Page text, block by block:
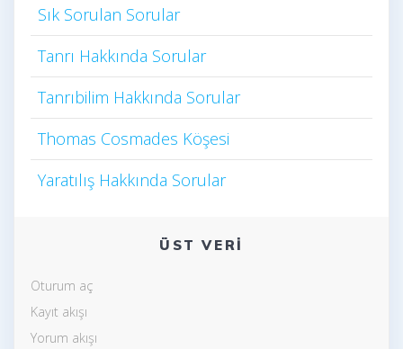
Sık Sorulan Sorular
Tanrı Hakkında Sorular
Tanrıbilim Hakkında Sorular
Thomas Cosmades Köşesi
Yaratılış Hakkında Sorular
ÜST VERI
Oturum aç
Kayıt akışı
Yorum akışı